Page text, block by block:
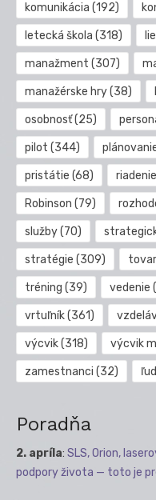
komunikácia (192)
letecká škola (318)
manažment (307)
manažérske hry(38)
osobnosť(25)
pilot (344)
pristátie (68) riadenie
Robinson (79)
služby(70)
stratégie (309) tovar
tréning (39) vedenie
vrtuľník(361)
výcvik(318) výcvik
zamestnanci (32)
Poradňa
2. apríla: SLS, Orion,
podpory života — toto je